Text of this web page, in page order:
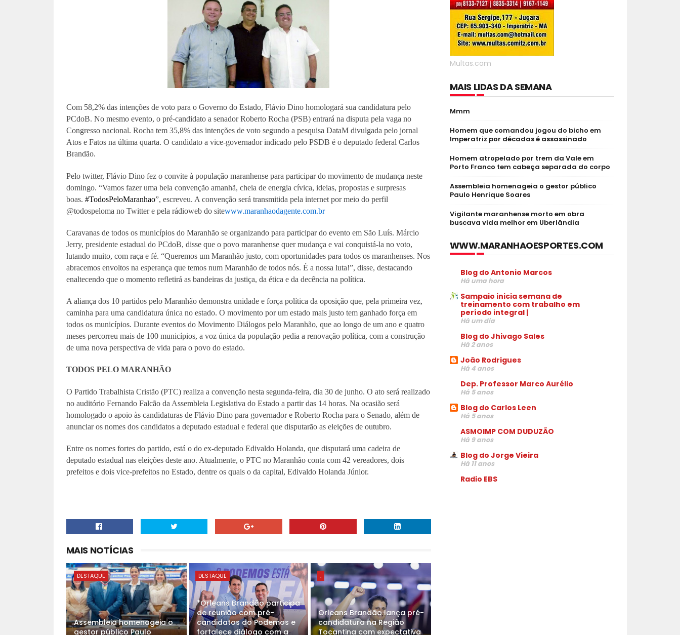
Com 58,2% das intenções de voto para o Governo do Estado, Flávio Dino homologará sua candidatura pelo
PCdoB. No mesmo evento, o pré-candidato a senador Roberto Rocha (PSB) entrará na disputa pela vaga no
Congresso nacional. Rocha tem 35,8% das intenções de voto segundo a pesquisa DataM divulgada pelo jornal
Atos e Fatos na última quarta. O candidato a vice-governador indicado pelo PSDB é o deputado federal Carlos
Brandão.
Pelo twitter, Flávio Dino fez o convite à população maranhense para participar do movimento de mudança neste
domingo. “Vamos fazer uma bela convenção amanhã, cheia de energia cívica, ideias, propostas e surpresas
boas. #TodosPeloMaranhao”, escreveu. A convenção será transmitida pela internet por meio do perfil
@todospeloma no Twitter e pela rádioweb do sitewww.maranhaodagente.com.br
Caravanas de todos os municípios do Maranhão se organizando para participar do evento em São Luís. Márcio
Jerry, presidente estadual do PCdoB, disse que o povo maranhense quer mudança e vai conquistá-la no voto,
lutando muito, com raça e fé. “Queremos um Maranhão justo, com oportunidades para todos os maranhenses. Nos
abracemos envoltos na esperança que temos num Maranhão de todos nós. É a nossa luta!”, disse, destacando
enaltecendo que o momento refletirá as bandeiras da justiça, da ética e da decência na política.
A aliança dos 10 partidos pelo Maranhão demonstra unidade e força política da oposição que, pela primeira vez,
caminha para uma candidatura única no estado. O movimento por um estado mais justo tem ganhado força em
todos os municípios. Durante eventos do Movimento Diálogos pelo Maranhão, que ao longo de um ano e quatro
meses percorreu mais de 100 municípios, a voz única da população pedia a renovação política, com a construção
de uma nova perspectiva de vida para o povo do estado.
TODOS PELO MARANHÃO
O Partido Trabalhista Cristão (PTC) realiza a convenção nesta segunda-feira, dia 30 de junho. O ato será realizado
no auditório Fernando Falcão da Assembleia Legislativa do Estado a partir das 14 horas. Na ocasião será
homologado o apoio às candidaturas de Flávio Dino para governador e Roberto Rocha para o Senado, além de
anunciar os nomes dos candidatos a deputado estadual e federal que disputarão as eleições de outubro.
Entre os nomes fortes do partido, está o do ex-deputado Edivaldo Holanda, que disputará uma cadeira de
deputado estadual nas eleições deste ano. Atualmente, o PTC no Maranhão conta com 42 vereadores, dois
prefeitos e dois vice-prefeitos no Estado, dentre os quais o da capital, Edivaldo Holanda Júnior.
MAIS NOTÍCIAS
DESTAQUE
Assembleia homenageia o
gestor público Paulo
DESTAQUE
*Orleans Brandão participa
de reunião com pré-
candidatos do Podemos e
fortalece diálogo com a
.
Orleans Brandão lança pré-
candidatura na Região
Tocantina com expectativa
Multas.com
MAIS LIDAS DA SEMANA
Mmm
Homem que comandou jogou do bicho em
Imperatriz por décadas é assassinado
Homem atropelado por trem da Vale em
Porto Franco tem cabeça separada do corpo
Assembleia homenageia o gestor público
Paulo Henrique Soares
Vigilante maranhense morto em obra
buscava vida melhor em Uberlândia
WWW.MARANHAOESPORTES.COM
Blog do Antonio Marcos
Há uma hora
Sampaio inicia semana de
treinamento com trabalho em
período integral |
Há um dia
Blog do Jhivago Sales
Há 2 anos
João Rodrigues
Há 4 anos
Dep. Professor Marco Aurélio
Há 5 anos
Blog do Carlos Leen
Há 5 anos
ASMOIMP COM DUDUZÃO
Há 9 anos
Blog do Jorge Vieira
Há 11 anos
Radio EBS